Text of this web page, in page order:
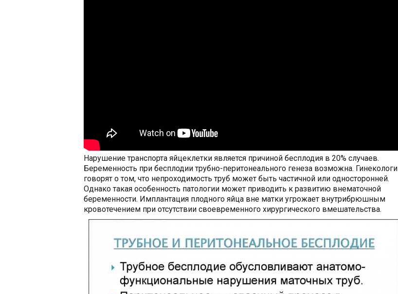
Нарушение транспорта яйцеклетки является причиной бесплодия в 20% случаев.
Беременность при бесплодии трубно-перитонеального генеза возможна. Гинекологи
говорят о том, что непроходимость труб может быть частичной или односторонней.
Однако такая особенность патологии может приводить к развитию внематочной
беременности. Имплантация плодного яйца вне матки угрожает внутрибрюшным
кровотечением при отсутствии своевременного хирургического вмешательства.